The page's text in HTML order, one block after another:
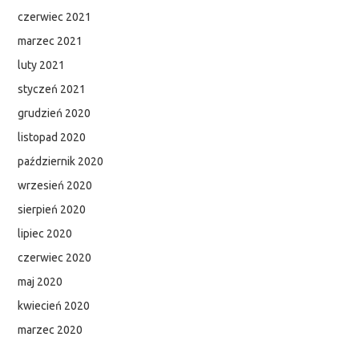
czerwiec 2021
marzec 2021
luty 2021
styczeń 2021
grudzień 2020
listopad 2020
październik 2020
wrzesień 2020
sierpień 2020
lipiec 2020
czerwiec 2020
maj 2020
kwiecień 2020
marzec 2020